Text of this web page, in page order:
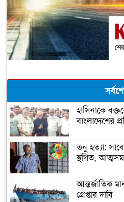
হাসিনাকে
বাংলাদেশের
তনু হত্যা:
স্থগিত,
আন্তর্জাতিক
গ্রেপ্তার দাবি